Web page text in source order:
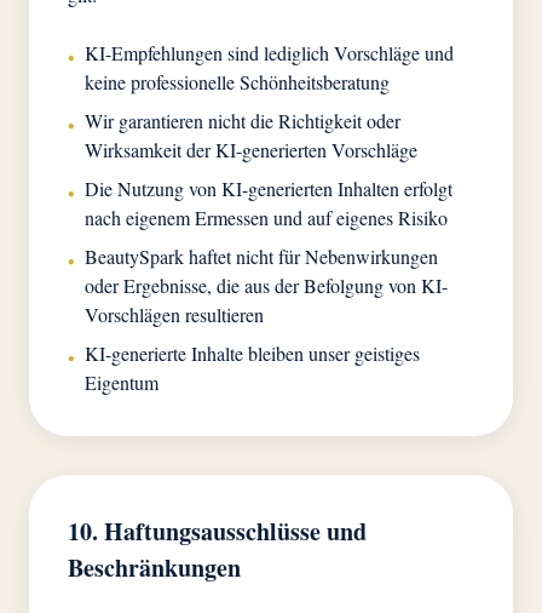
• KI-Empfehlungen sind lediglich Vorschläge und
keine professionelle Schönheitsberatung
• Wir garantieren nicht die Richtigkeit oder
Wirksamkeit der KI-generierten Vorschläge
• Die Nutzung von KI-generierten Inhalten erfolgt
nach eigenem Ermessen und auf eigenes Risiko
• BeautySpark haftet nicht für Nebenwirkungen
oder Ergebnisse, die aus der Befolgung von KI-
Vorschlägen resultieren
• KI-generierte Inhalte bleiben unser geistiges
Eigentum
10. Haftungsausschlüsse und
Beschränkungen